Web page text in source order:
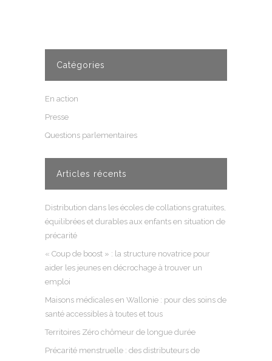
Catégories
En action
Presse
Questions parlementaires
Articles récents
Distribution dans les écoles de collations gratuites,
équilibrées et durables aux enfants en situation de
précarité
« Coup de boost » : la structure novatrice pour
aider les jeunes en décrochage à trouver un
emploi
Maisons médicales en Wallonie : pour des soins de
santé accessibles à toutes et tous
Territoires Zéro chômeur de longue durée
Précarité menstruelle : des distributeurs de